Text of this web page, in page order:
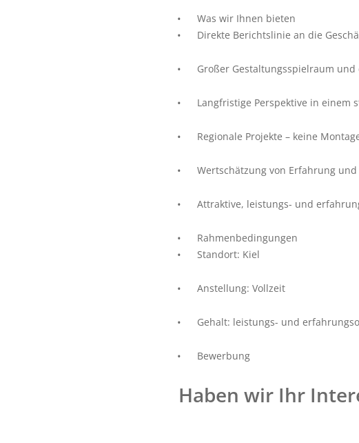
Was wir Ihnen bieten
Direkte Berichtslinie an die
Großer Gestaltungsspielraum
Langfristige Perspektive in einem
Regionale Projekte – keine
Wertschätzung von Erfahrung und
Attraktive, leistungs- und
Rahmenbedingungen
Standort: Kiel
Anstellung: Vollzeit
Gehalt: leistungs- und
Bewerbung
Haben wir Ihr